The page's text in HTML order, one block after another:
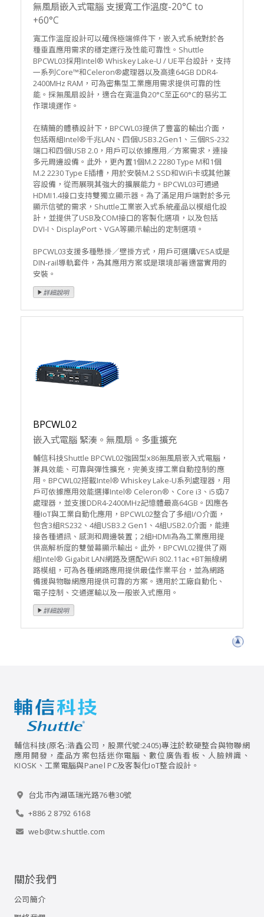
無風扇嵌入式電腦 支援寬工作溫度-20°C to
+60°C
寬工作溫度設計可以確保極端條件下，嵌入式系統對於各
種垂直應用需求的穩定運行及性能可靠性。Shuttle
BPCWL03採用Intel® Whiskey Lake-U / UE平台設計，支持
一系列Core™和Celeron®處理器以及高達64GB DDR4-
2400MHz RAM，可為密集型工業應用需求提供可靠的性
能。採無風扇設計，適合在寬溫負20°C至正60°C的惡劣工
作環境運作。
在精簡的體積設計下，BPCWL03提供了豐富的輸出介面，
包括兩組Intel®千兆LAN、四個USB3.2Gen1、三個RS-232
端口和四個USB 2.0，用戶可以依據應用／方案需求，連接
多元周邊設備。此外，更內置1個M.2 2280 Type M和1個
M.2 2230 Type E插槽，用於安裝M.2 SSD和WiFi卡或其他兼
容設備，從而展現其強大的擴展能力。BPCWL03可通過
HDMI1.4接口支持雙獨立顯示器。為了滿足用戶端對於多元
顯示信號的需求，Shuttle工業嵌入式系統產品以模組化設
計，並提供了USB及COM接口的客製化選項，以及包括
DVI-I、DisplayPort、VGA等顯示輸出的定制選項。
BPCWL03支援多種懸掛／壁掛方式，用戶可選購VESA或是
DIN-rail導軌套件，為其應用方案或是環境部署適當實用的
安裝。
BPCWL02
嵌入式電腦 緊湊。無風扇。多重擴充
輔信科技Shuttle BPCWL02強固型x86無風扇嵌入式電腦，
兼具效能、可靠與彈性擴充，完美支撐工業自動控制的應
用。BPCWL02搭載Intel® Whiskey Lake-U系列處理器，用
戶可依據應用效能選擇Intel® Celeron®、Core i3、i5或i7
處理器，並支援DDR4-2400MHz記憶體最高64GB。因應各
種IoT與工業自動化應用，BPCWL02整合了多組I/O介面，
包含3組RS232、4組USB3.2 Gen1、4組USB2.0介面，能連
接各種通訊、感測和周邊裝置；2組HDMI為為工業應用提
供高解析度的雙螢幕顯示輸出。此外，BPCWL02提供了兩
組Intel® Gigabit LAN網路及選配WiFi 802.11ac +BT無線網
路模組，可為各種網路應用提供最佳作業平台，並為網路
備援與物聯網應用提供可靠的方案。適用於工廠自動化、
電子控制、交通運輸以及一般嵌入式應用。
輔信科技(原名:浩鑫公司，股票代號:2405)專注於軟硬整合與物聯網
應用開發，產品方案包括迷你電腦、數位廣告看板、人臉辨識、
KIOSK、工業電腦與Panel PC及客製化IoT整合設計。
台北市內湖區瑞光路76巷30號
+886 2 8792 6168
web@tw.shuttle.com
關於我們
公司簡介